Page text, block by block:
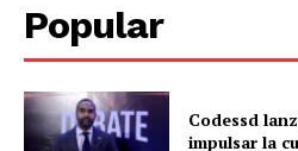
Popular
Codessd
impulsar la